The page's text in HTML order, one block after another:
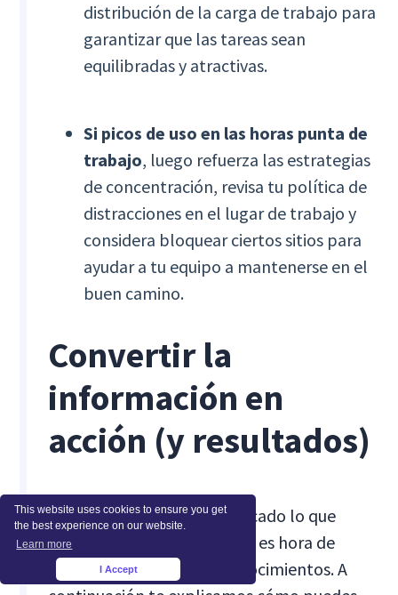
This website uses cookies to ensure you get
the best experience on our website.
Learn more
I Accept
distribución de la carga de trabajo para
garantizar que las tareas sean
equilibradas y atractivas.
Si picos de uso en las horas punta de
trabajo, luego refuerza las estrategias
de concentración, revisa tu política de
distracciones en el lugar de trabajo y
considera bloquear ciertos sitios para
ayudar a tu equipo a mantenerse en el
buen camino.
Convertir la
información en
acción (y resultados)
Una vez que haya diagnosticado lo que
realmente está sucediendo, es hora de
poner en práctica esos conocimientos. A